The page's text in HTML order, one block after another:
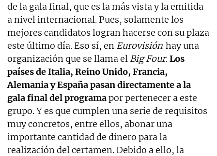
de la gala final, que es la más vista y la emitida
a nivel internacional. Pues, solamente los
mejores candidatos logran hacerse con su plaza
este último día. Eso sí, en Eurovisión hay una
organización que se llama el Big Four.Los
países de Italia, Reino Unido, Francia,
Alemania y España pasan directamente a la
gala final del programapor pertenecer a este
grupo. Y es que cumplen una serie de requisitos
muy concretos, entre ellos, abonar una
importante cantidad de dinero para la
realización del certamen. Debido a ello, la